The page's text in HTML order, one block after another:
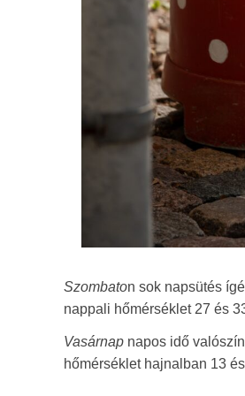
Szombaton sok napsütés
nappali hőmérséklet 27 és
Vasárnap napos idő
hőmérséklet hajnalban 13